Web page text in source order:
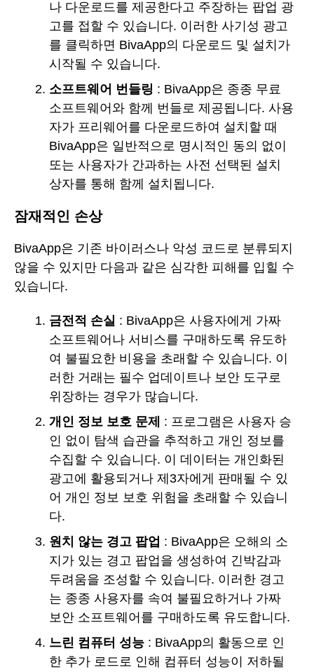
나 다운로드를 제공한다고 주장하는 팝업 광
고를 접할 수 있습니다. 이러한 사기성 광고
를 클릭하면 BivaApp의 다운로드 및 설치가
시작될 수 있습니다.
소프트웨어 번들링 : BivaApp은 종종 무료
소프트웨어와 함께 번들로 제공됩니다. 사용
자가 프리웨어를 다운로드하여 설치할 때
BivaApp은 일반적으로 명시적인 동의 없이
또는 사용자가 간과하는 사전 선택된 설치
상자를 통해 함께 설치됩니다.
잠재적인 손상
BivaApp은 기존 바이러스나 악성 코드로 분류되지
않을 수 있지만 다음과 같은 심각한 피해를 입힐 수
있습니다.
금전적 손실 : BivaApp은 사용자에게 가짜
소프트웨어나 서비스를 구매하도록 유도하
여 불필요한 비용을 초래할 수 있습니다. 이
러한 거래는 필수 업데이트나 보안 도구로
위장하는 경우가 많습니다.
개인 정보 보호 문제 : 프로그램은 사용자 승
인 없이 탐색 습관을 추적하고 개인 정보를
수집할 수 있습니다. 이 데이터는 개인화된
광고에 활용되거나 제3자에게 판매될 수 있
어 개인 정보 보호 위험을 초래할 수 있습니
다.
원치 않는 경고 팝업 : BivaApp은 오해의 소
지가 있는 경고 팝업을 생성하여 긴박감과
두려움을 조성할 수 있습니다. 이러한 경고
는 종종 사용자를 속여 불필요하거나 가짜
보안 소프트웨어를 구매하도록 유도합니다.
느린 컴퓨터 성능 : BivaApp의 활동으로 인
한 추가 로드로 인해 컴퓨터 성능이 저하될